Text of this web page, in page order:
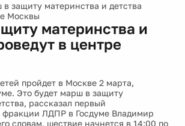
защиту материнства и детства
Москвы
материнства и
в центре
пройдет в Москве 2 марта,
Это будет марш в защиту
рассказал первый
фракции ЛДПР в Госдуме Владимир
словам, шествие начнется в 14:00 по